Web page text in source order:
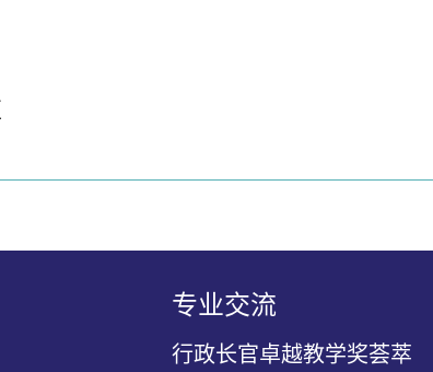
专业交流
行政长官卓越教学奖荟萃